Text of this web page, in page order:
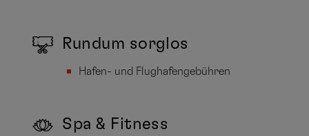
Rundum sorglos
Hafen- und Flughafengebühren
Spa & Fitness